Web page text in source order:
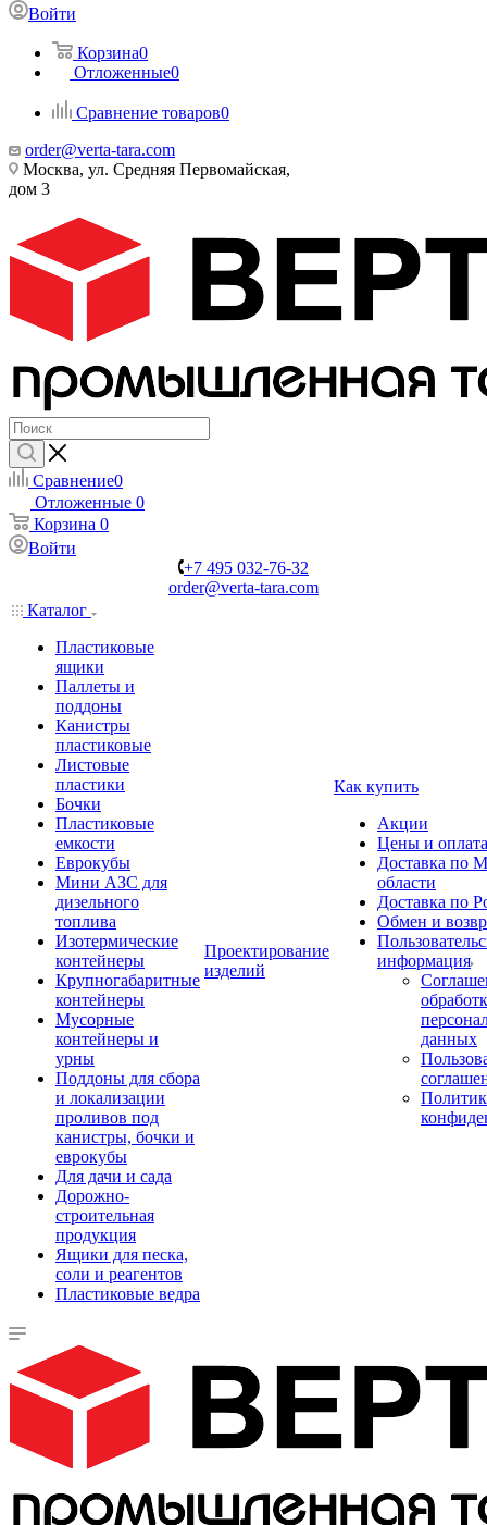
Войти
Корзина0
Отложенные0
Сравнение товаров0
order@verta-tara.com
Москва, ул. Средняя Первомайская,
дом 3
Сравнение0
Отложенные 0
Корзина 0
Войти
+7 495 032-76-32
order@verta-tara.com
Каталог
Пластиковые
ящики
Паллеты и
поддоны
Канистры
пластиковые
Листовые
пластики
Бочки
Пластиковые
емкости
Еврокубы
Мини АЗС для
дизельного
топлива
Изотермические
контейнеры
Крупногабаритные
контейнеры
Мусорные
контейнеры и
урны
Поддоны для сбора
и локализации
проливов под
канистры, бочки и
еврокубы
Для дачи и сада
Дорожно-
строительная
продукция
Ящики для песка,
соли и реагентов
Пластиковые ведра
Проектирование
изделий
Как купить
Акции
Цены и оплата
Доставка по
области
Доставка по
Обмен и
информация
данных